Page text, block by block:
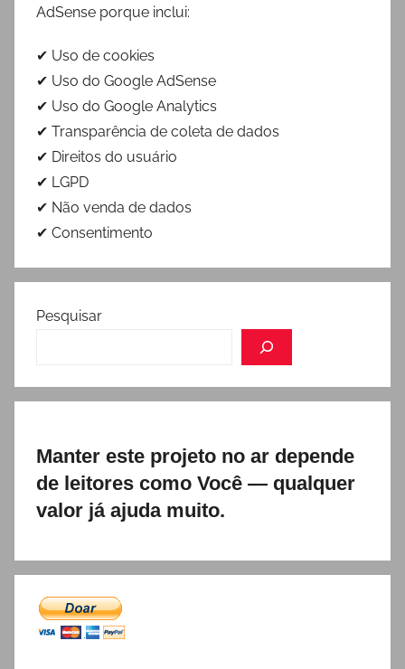
AdSense porque inclui:
✔ Uso de cookies
✔ Uso do Google AdSense
✔ Uso do Google Analytics
✔ Transparência de coleta de dados
✔ Direitos do usuário
✔ LGPD
✔ Não venda de dados
✔ Consentimento
Pesquisar
Manter este projeto no ar depende
de leitores como Você — qualquer
valor já ajuda muito.